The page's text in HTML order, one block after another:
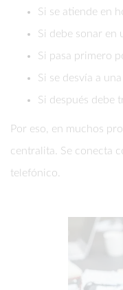
Si se atiende en
Si debe sonar en
Si pasa primero
Si se desvía a una
Si después debe
Por eso, en muchos
centralita. Se conecta
telefónico.